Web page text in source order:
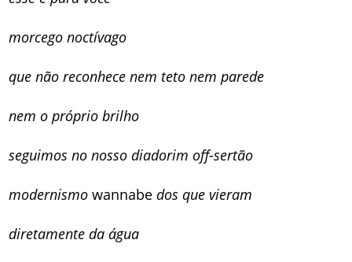
morcego noctívago
que não reconhece nem teto nem parede
nem o próprio brilho
seguimos no nosso diadorim off-sertão
modernismowannabe dos que vieram
diretamente da água